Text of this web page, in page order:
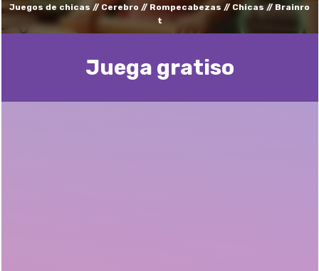
Juegos de chicas Cerebro Rompecabezas Chicas
Brainro
t
Juega gratisо